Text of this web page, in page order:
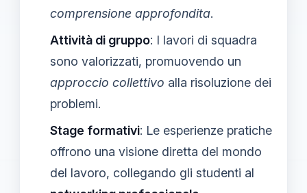
comprensione approfondita.
Attività di gruppo: I lavori di squadra
sono valorizzati, promuovendo un
approccio collettivo alla risoluzione dei
problemi.
Stage formativi: Le esperienze pratiche
offrono una visione diretta del mondo
del lavoro, collegando gli studenti al